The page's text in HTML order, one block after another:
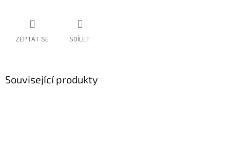
ZEPTAT SE SDÍLET
Související produkty